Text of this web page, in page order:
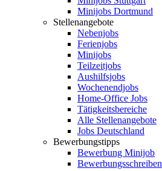
Minijobs Dortmund
Stellenangebote
Nebenjobs
Ferienjobs
Minijobs
Teilzeitjobs
Aushilfsjobs
Wochenendjobs
Home-Office Jobs
Tätigkeitsbereiche
Alle Stellenangebote
Jobs Deutschland
Bewerbungstipps
Bewerbung Minijob
Bewerbungsschreiben